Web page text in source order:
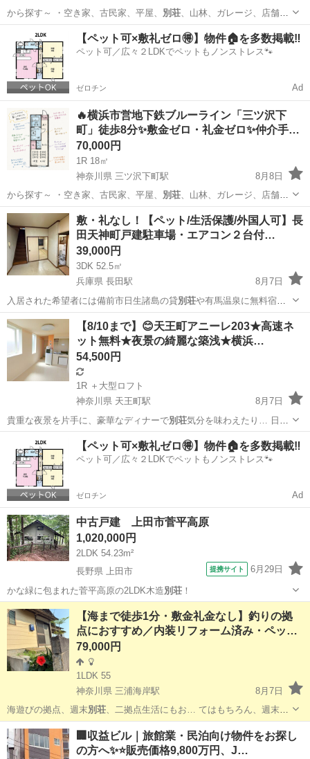
から探す～ ・空き家、古民家、平屋、 別荘、山林、ガレージ、店舗、
田舎暮らし、居…
神奈川 黄金町駅 マンション 物件
【ペット可×敷礼ゼロ🉐】物件🏠を多数掲載‼️
ペット可／広々２LDKでペットもノンストレス🐾
ゼロチン Ad
🔥横浜市営地下鉄ブルーライン「三ツ沢下
町」徒歩8分✨敷金ゼロ・礼金ゼロ✨仲介手…
70,000円
1R 18㎡
神奈川県 三ツ沢下町駅
8月8日
から探す～ ・空き家、古民家、平屋、 別荘、山林、ガレージ、店舗、
田舎暮らし、居…
神奈川 横浜市 三ツ沢下町駅 アパート 物件
敷・礼なし！【ペット/生活保護/外国人可】長
田天神町戸建駐車場・エアコン２台付…
39,000円
3DK 52.5㎡
兵庫県 長田駅
8月7日
入居された希望者には備前市日生諸島の貸別荘や有馬温泉に無料宿泊
ご招待有。 …
兵庫 神戸市 長田駅 一戸建て
【8/10まで】😊天王町アニーレ203★高速ネ
ット無料★夜景の綺麗な築浅★横浜…
54,500円
1R ＋大型ロフト
神奈川県 天王町駅
8月7日
貴重な夜景を片手に、豪華なディナーで別荘気分を味わえたり… 日々
の疲れを心か…
神奈川 天王町駅 アパート 有線
【ペット可×敷礼ゼロ🉐】物件🏠を多数掲載‼️
ペット可／広々２LDKでペットもノンストレス🐾
ゼロチン Ad
中古戸建 上田市菅平高原
1,020,000円
2LDK 54.23m²
長野県 上田市
提携サイト 6月29日
かな緑に包まれた菅平高原の2LDK木造別荘！
長野 上田市 中古（マンション/一戸建て）
【海まで徒歩1分・敷金礼金なし】釣りの拠
点におすすめ／内装リフォーム済み・ペッ…
79,000円
1LDK 55
神奈川県 三浦海岸駅
8月7日
海遊びの拠点、週末別荘、二拠点生活にもお… てはもちろん、週末別
荘やセカンドハウスと…
神奈川 三浦市 三浦海岸駅 一戸建て 徒歩
🏢収益ビル｜旅館業・民泊向け物件をお探し
の方へ✨⭐️販売価格9,800万円、J…